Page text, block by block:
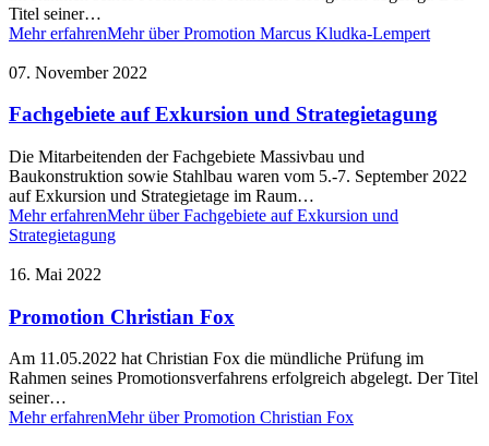
Titel seiner…
Mehr erfahrenMehr über Promotion Marcus Kludka-Lempert
07. November 2022
Fachgebiete auf Exkursion und Strategietagung
Die Mitarbeitenden der Fachgebiete Massivbau und
Baukonstruktion sowie Stahlbau waren vom 5.-7. September 2022
auf Exkursion und Strategietage im Raum…
Mehr erfahrenMehr über Fachgebiete auf Exkursion und
Strategietagung
16. Mai 2022
Promotion Christian Fox
Am 11.05.2022 hat Christian Fox die mündliche Prüfung im
Rahmen seines Promotionsverfahrens erfolgreich abgelegt. Der Titel
seiner…
Mehr erfahrenMehr über Promotion Christian Fox